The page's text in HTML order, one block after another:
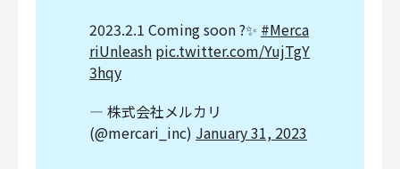
2023.2.1 Coming soon ?✨ #Merca
riUnleash pic.twitter.com/YujTgY
3hqy
— 株式会社メルカリ
(@mercari_inc) January 31, 2023